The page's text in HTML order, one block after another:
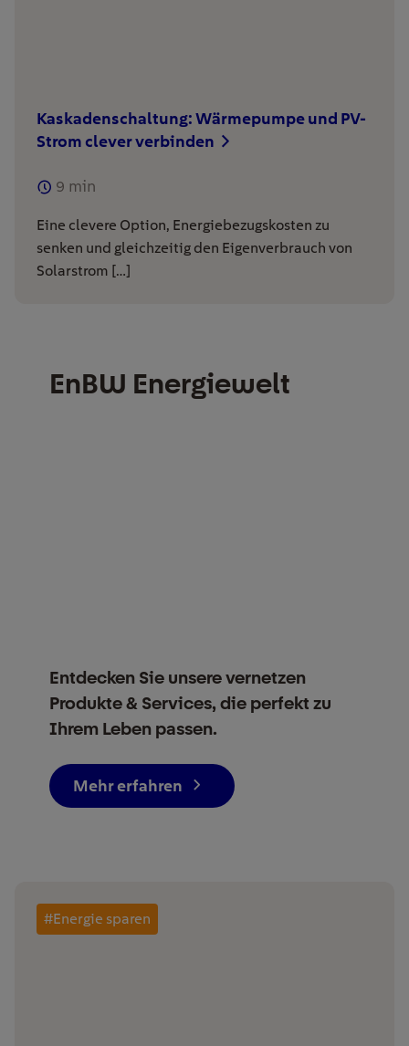
Kaskadenschaltung: Wärmepumpe und PV-
Strom clever verbinden
9 min
Eine clevere Option, Energiebezugskosten zu
senken und gleichzeitig den Eigenverbrauch von
Solarstrom […]
EnBW Energiewelt
Entdecken Sie unsere vernetzen
Produkte & Services, die perfekt zu
Ihrem Leben passen.
Mehr erfahren
#Energie sparen